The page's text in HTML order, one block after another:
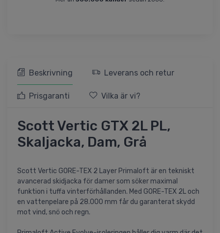
Beskrivning Leverans och retur
Prisgaranti Vilka är vi?
Scott Vertic GTX 2L PL,
Skaljacka, Dam, Grå
Scott Vertic GORE-TEX 2 Layer Primaloft är en tekniskt
avancerad skidjacka för damer som söker maximal
funktion i tuffa vinterförhållanden. Med GORE-TEX 2L och
en vattenpelare på 28.000 mm får du garanterat skydd
mot vind, snö och regn.